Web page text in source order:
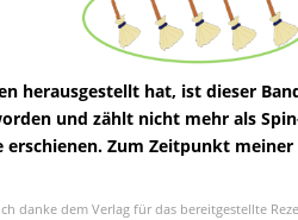
herausgestellt hat, ist dieser
und zählt nicht mehr als
erschienen. Zum Zeitpunkt
Ich danke dem Verlag für das bereitgestellte